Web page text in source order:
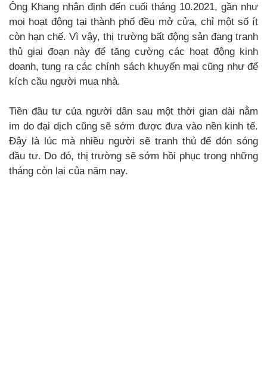
Ông Khang nhận định đến cuối tháng 10.2021, gần như
mọi hoạt động tại thành phố đều mở cửa, chỉ một số ít
còn hạn chế. Vì vậy, thị trường bất động sản đang tranh
thủ giai đoạn này để tăng cường các hoạt động kinh
doanh, tung ra các chính sách khuyến mại cũng như để
kích cầu người mua nhà.
Tiền đầu tư của người dân sau một thời gian dài nằm
im do đại dịch cũng sẽ sớm được đưa vào nền kinh tế.
Đây là lúc mà nhiều người sẽ tranh thủ để đón sóng
đầu tư. Do đó, thị trường sẽ sớm hồi phục trong những
tháng còn lại của năm nay.